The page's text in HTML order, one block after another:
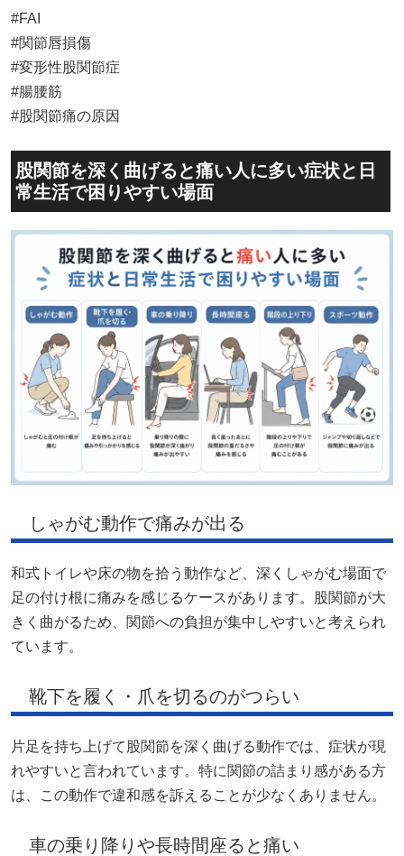
#FAI
#関節唇損傷
#変形性股関節症
#腸腰筋
#股関節痛の原因
股関節を深く曲げると痛い人に多い症状と日
常生活で困りやすい場面
しゃがむ動作で痛みが出る
和式トイレや床の物を拾う動作など、深くしゃがむ場面で
足の付け根に痛みを感じるケースがあります。股関節が大
きく曲がるため、関節への負担が集中しやすいと考えられ
ています。
靴下を履く・爪を切るのがつらい
片足を持ち上げて股関節を深く曲げる動作では、症状が現
れやすいと言われています。特に関節の詰まり感がある方
は、この動作で違和感を訴えることが少なくありません。
車の乗り降りや長時間座ると痛い